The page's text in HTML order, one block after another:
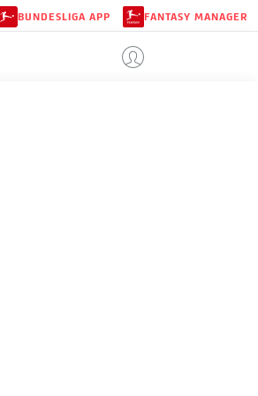
BUNDESLIGA APP FANTASY MANAGER